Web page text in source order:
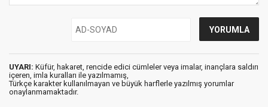
UYARI: Küfür, hakaret, rencide edici cümleler veya imalar, inançlara saldırı
içeren, imla kuralları ile yazılmamış,
Türkçe karakter kullanılmayan ve büyük harflerle yazılmış yorumlar
onaylanmamaktadır.